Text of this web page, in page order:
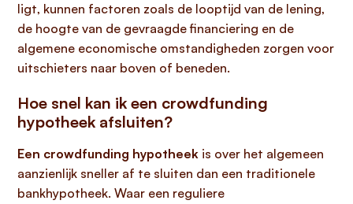
ligt, kunnen factoren zoals de looptijd van de lening,
de hoogte van de gevraagde financiering en de
algemene economische omstandigheden zorgen voor
uitschieters naar boven of beneden.
Hoe snel kan ik een crowdfunding
hypotheek afsluiten?
Een crowdfunding hypotheek is over het algemeen
aanzienlijk sneller af te sluiten dan een traditionele
bankhypotheek. Waar een reguliere